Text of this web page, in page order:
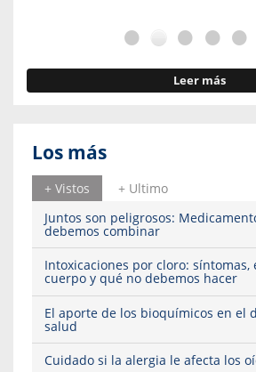
Leer más
Los más
+ Vistos
+ Ultimo
Juntos son peligrosos:
debemos combinar
Intoxicaciones por cloro: síntomas,
cuerpo y qué no debemos hacer
El aporte de los bioquímicos en el
salud
Cuidado si la alergia le afecta los